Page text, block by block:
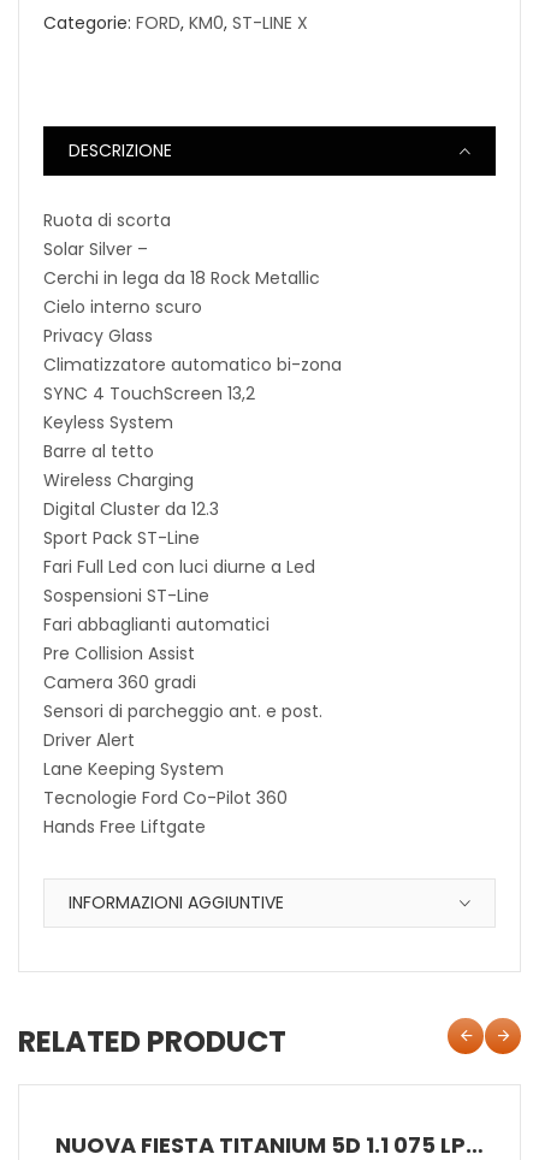
Categorie: FORD, KM0, ST-LINE X
DESCRIZIONE
Ruota di scorta
Solar Silver –
Cerchi in lega da 18 Rock Metallic
Cielo interno scuro
Privacy Glass
Climatizzatore automatico bi-zona
SYNC 4 TouchScreen 13,2
Keyless System
Barre al tetto
Wireless Charging
Digital Cluster da 12.3
Sport Pack ST-Line
Fari Full Led con luci diurne a Led
Sospensioni ST-Line
Fari abbaglianti automatici
Pre Collision Assist
Camera 360 gradi
Sensori di parcheggio ant. e post.
Driver Alert
Lane Keeping System
Tecnologie Ford Co-Pilot 360
Hands Free Liftgate
INFORMAZIONI AGGIUNTIVE
RELATED PRODUCT
NUOVA FIESTA TITANIUM 5D 1.1 075 LPG M5 FWD